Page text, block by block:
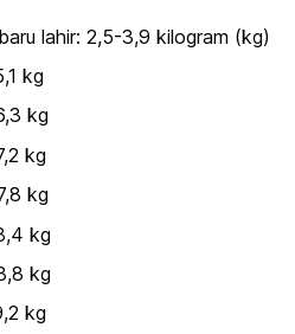
lahir: 2,5-3,9 kilogram (kg)
kg
kg
kg
kg
kg
kg
kg